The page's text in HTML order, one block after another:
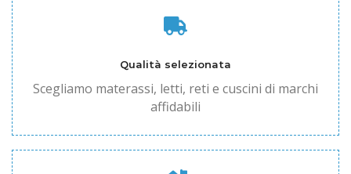
Qualità selezionata
Scegliamo materassi, letti, reti e cuscini di marchi
affidabili